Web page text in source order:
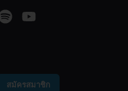
สมัครสมาชิก